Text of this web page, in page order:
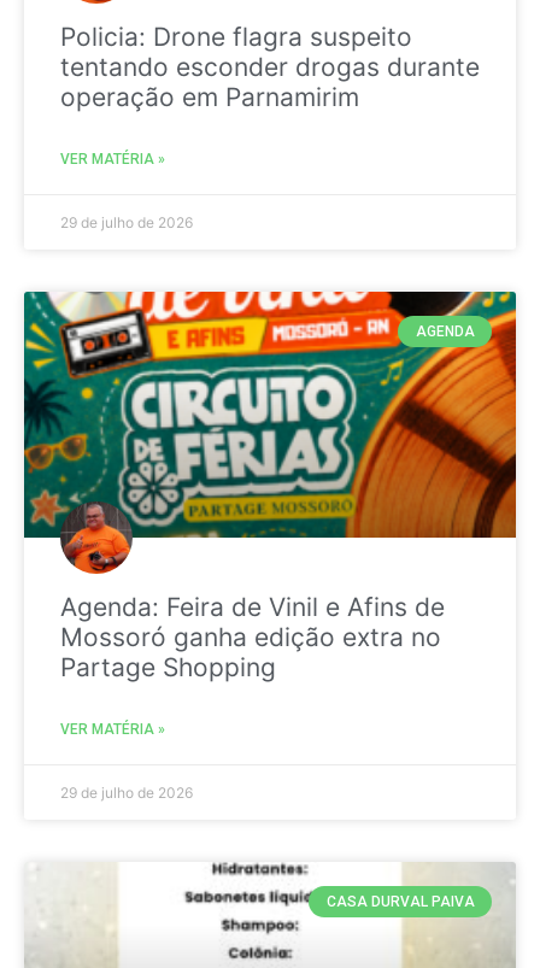
Policia: Drone flagra suspeito
tentando esconder drogas durante
operação em Parnamirim
VER MATÉRIA »
29 de julho de 2026
AGENDA
Agenda: Feira de Vinil e Afins de
Mossoró ganha edição extra no
Partage Shopping
VER MATÉRIA »
29 de julho de 2026
CASA DURVAL PAIVA